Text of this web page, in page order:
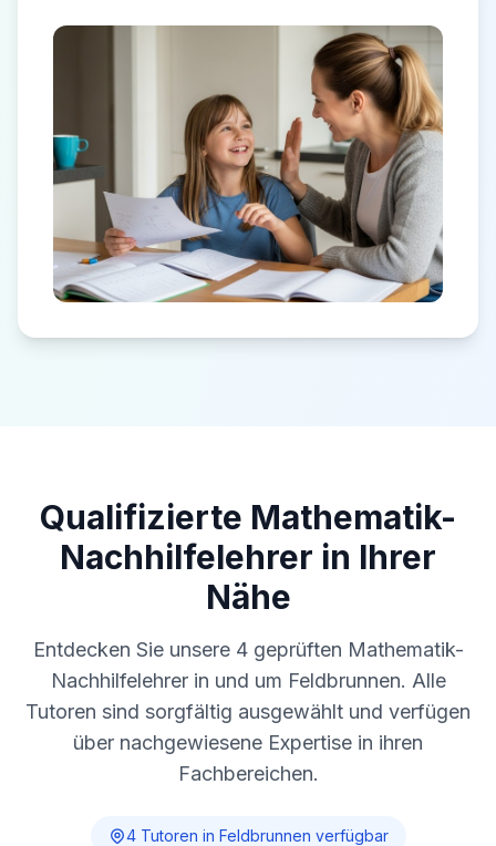
Qualifizierte Mathematik-
Nachhilfelehrer in Ihrer
Nähe
Entdecken Sie unsere 4geprüften Mathematik-
Nachhilfelehrer in und um Feldbrunnen. Alle
Tutoren sind sorgfältig ausgewählt und verfügen
über nachgewiesene Expertise in ihren
Fachbereichen.
4Tutoren in Feldbrunnen verfügbar